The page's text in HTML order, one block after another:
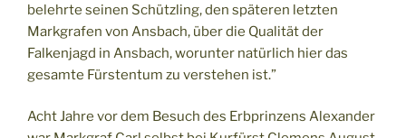
belehrte seinen Schützling, den späteren letzten
Markgrafen von Ansbach, über die Qualität der
Falkenjagd in Ansbach, worunter natürlich hier das
gesamte Fürstentum zu verstehen ist.”
Acht Jahre vor dem Besuch des Erbprinzens Alexander